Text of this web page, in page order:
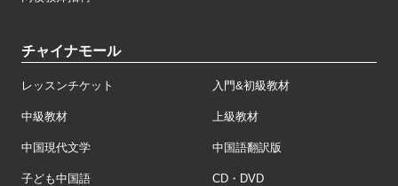
チャイナモール
レッスンチケット 入門&初級教材
中級教材 上級教材
中国現代文学 中国語翻訳版
子ども中国語 CD・DVD